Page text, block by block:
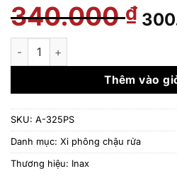
340.000₫ Giá
gốc
Bộ ống xả chậu và ống thải chữ P
Thêm vào
SKU: A-325PS
Danh mục: Xi phông chậu rửa
Thương hiệu: Inax